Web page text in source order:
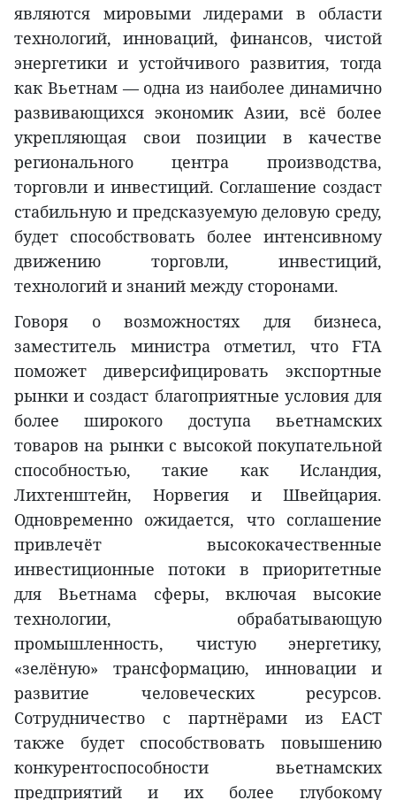
являются мировыми лидерами в области
технологий, инноваций, финансов, чистой
энергетики и устойчивого развития, тогда
как Вьетнам — одна из наиболее динамично
развивающихся экономик Азии, всё более
укрепляющая свои позиции в качестве
регионального центра производства,
торговли и инвестиций. Соглашение создаст
стабильную и предсказуемую деловую среду,
будет способствовать более интенсивному
движению торговли, инвестиций,
технологий и знаний между сторонами.
Говоря о возможностях для бизнеса,
заместитель министра отметил, что FTA
поможет диверсифицировать экспортные
рынки и создаст благоприятные условия для
более широкого доступа вьетнамских
товаров на рынки с высокой покупательной
способностью, такие как Исландия,
Лихтенштейн, Норвегия и Швейцария.
Одновременно ожидается, что соглашение
привлечёт высококачественные
инвестиционные потоки в приоритетные
для Вьетнама сферы, включая высокие
технологии, обрабатывающую
промышленность, чистую энергетику,
«зелёную» трансформацию, инновации и
развитие человеческих ресурсов.
Сотрудничество с партнёрами из ЕАСТ
также будет способствовать повышению
конкурентоспособности вьетнамских
предприятий и их более глубокому